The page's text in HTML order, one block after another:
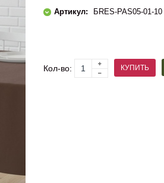
Артикул: БRES-PAS05-01-10
Кол-во: КУПИТЬ